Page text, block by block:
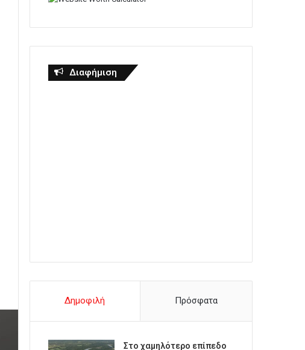
Διαφήμιση
Δημοφιλή Πρόσφατα
Στο χαμηλότερο επίπεδο